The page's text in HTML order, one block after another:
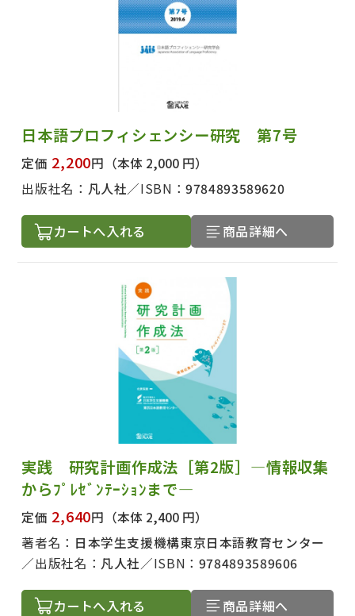
日本語プロフィシェンシー研究 第7号
定価 2,200円 （本体 2,000 円）
出版社名： 凡人社 ISBN：9784893589620
カートへ入れる 商品詳細へ
実践 研究計画作成法［第2版］―情報収集
からﾌﾟﾚｾﾞﾝﾃｰｼｮﾝまで―
定価 2,640円 （本体 2,400 円）
著者名： 日本学生支援機構東京日本語教育センター
出版社名： 凡人社 ISBN： 9784893589606
カートへ入れる 商品詳細へ